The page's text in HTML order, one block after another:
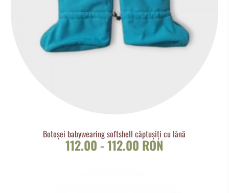
Botoșei babywearing softshell căptușiți cu lână
112.00 - 112.00 RON